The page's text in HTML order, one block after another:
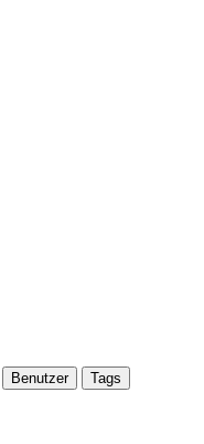
Benutzer Tags